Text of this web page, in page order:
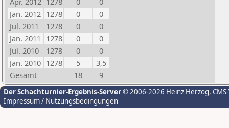
Jan. 2012 1278 0
0
Jul. 2011
1278 0
0
Jan. 2011
1278 0
0
Jul. 2010
1278 0
0
Jan. 2010 1278 5
3,5
Gesamt
18 9
Der Schachturnier-Ergebnis-Server© 2006-2026 Heinz Herzog,
Impressum / Nutzungsbedingungen